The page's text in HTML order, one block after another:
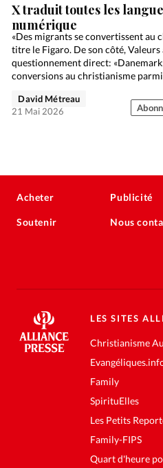
X traduit toutes les
numérique
«Des migrants se convertissent au
titre le Figaro. De son côté, Valeurs
questionnement direct:
conversions au christianisme
David Métreau
21 Mai 2026
Acheter
Soutenir
Publicité
Nous
LES SITES
Christianisme
Family
SpirituElles
Les Petits
Family-FIPS
Quart d'heure